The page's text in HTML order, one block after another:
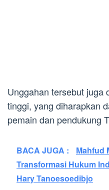
Unggahan tersebut juga
tinggi, yang diharapkan
pemain dan pendukung
BACA JUGA :
Mahfud
Transformasi Hukum
Hary Tanoesoedibjo